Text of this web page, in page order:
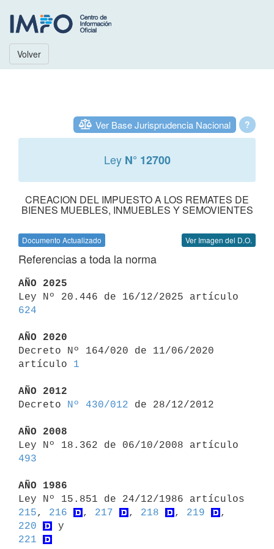
Volver
?
Ver Base Jurisprudencia Nacional
Ley N° 12700
CREACION DEL IMPUESTO A LOS REMATES DE
BIENES MUEBLES, INMUEBLES Y SEMOVIENTES
Documento Actualizado Ver Imagen del D.O.
Referencias a toda la norma
AÑO 2025
624
AÑO 2020
Decreto Nº 164/020 de 11/06/2020
artículo 1
AÑO 2012
Decreto
Nº 430/012 de 28/12/2012
AÑO 2008
493
AÑO 1986
215, 216 , 217 , 218 , 219
220
221